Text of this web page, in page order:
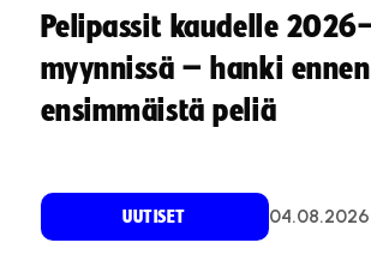
Pelipassit kaudelle
myynnissä – hanki ennen
ensimmäistä peliä
UUTISET 04.08.2026